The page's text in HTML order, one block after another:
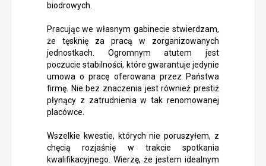
biodrowych.
Pracując we własnym gabinecie stwierdzam,
że tęsknię za pracą w zorganizowanych
jednostkach. Ogromnym atutem jest
poczucie stabilności, które gwarantuje jedynie
umowa o pracę oferowana przez Państwa
firmę. Nie bez znaczenia jest również prestiż
płynący z zatrudnienia w tak renomowanej
placówce.
Wszelkie kwestie, których nie poruszyłem, z
chęcią rozjaśnię w trakcie spotkania
kwalifikacyjnego. Wierzę, że jestem idealnym